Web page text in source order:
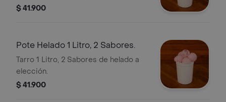
$ 41.900
Pote Helado 1 Litro, 2 Sabores.
Tarro 1 Litro, 2 Sabores de helado a
elección.
$ 41.900